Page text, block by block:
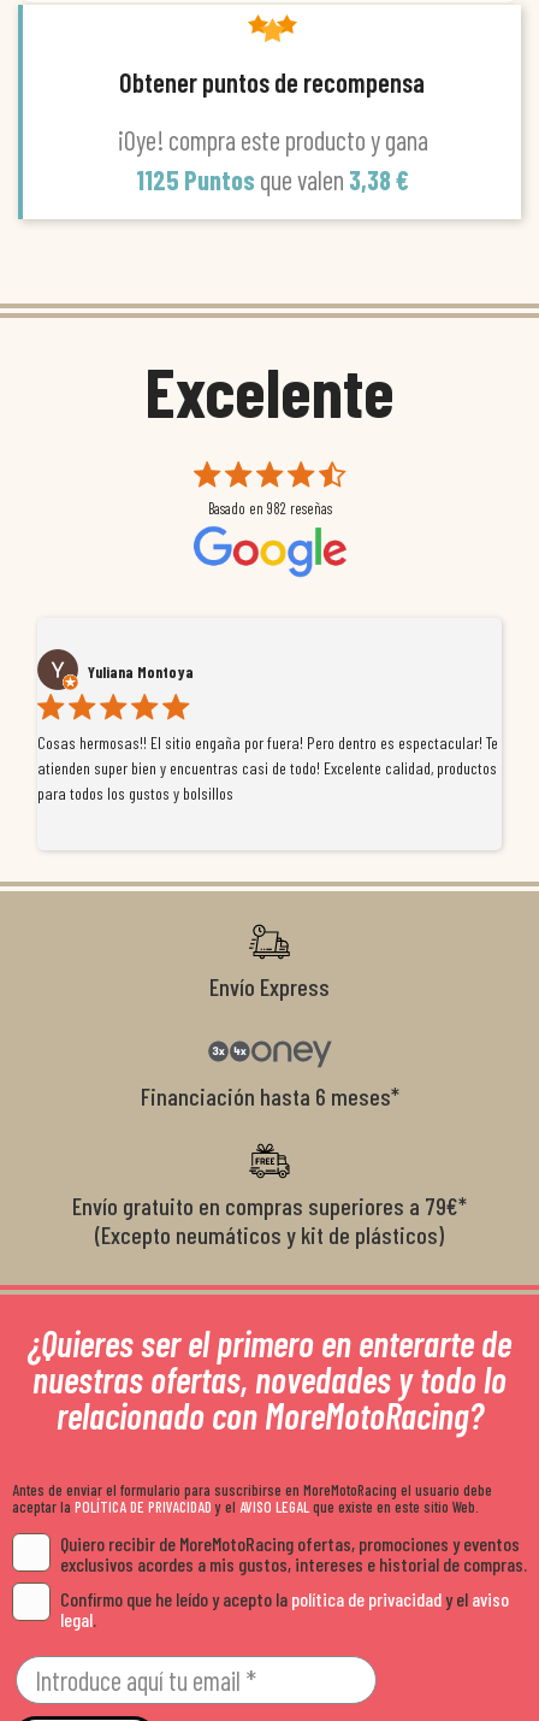
Obtener puntos de recompensa
¡Oye! compra este producto y gana
1125 Puntos que valen 3,38 €
Excelente
Basado en 982 reseñas
Yuliana Montoya
Cosas hermosas!! El sitio engaña por fuera! Pero dentro es espectacular! Te
atienden super bien y encuentras casi de todo! Excelente calidad, productos
para todos los gustos y bolsillos
Envío Express
Financiación hasta 6 meses*
Envío gratuito en compras superiores a 79€*
(Excepto neumáticos y kit de plásticos)
¿Quieres ser el primero en enterarte de
nuestras ofertas, novedades y todo lo
relacionado con MoreMotoRacing?
Antes de enviar el formulario para suscribirse en MoreMotoRacing el usuario debe
aceptar la POLÍTICA DE PRIVACIDADy el AVISO LEGALque existe en este sitio Web.
Quiero recibir de MoreMotoRacing ofertas, promociones y eventos
exclusivos acordes a mis gustos, intereses e historial de compras.
Confirmo que he leído y acepto la política de privacidady el aviso
legal